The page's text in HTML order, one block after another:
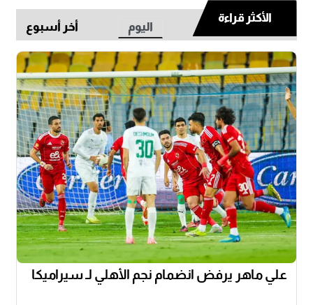
الأكثر قراءة
اليوم أخر أسبوع
علي ماهر يرفض انضمام نجم الأهلي لـ سيراميكا